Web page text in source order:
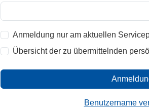
Anmeldung nur am aktuellen
Übersicht der zu übermittelnden
Benutzername